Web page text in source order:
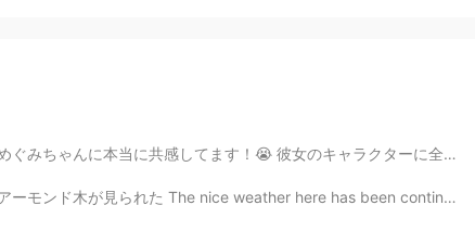
ャラクターに全てに共感してます！田舎から不器用な女の子です。不器用なのにいつも全てを一生懸命にしてます。彼...
見られた The nice weather here has been continuing, so I could see some a...